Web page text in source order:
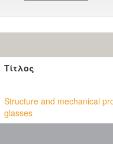
Τίτλος
Structure and mechanical
glasses